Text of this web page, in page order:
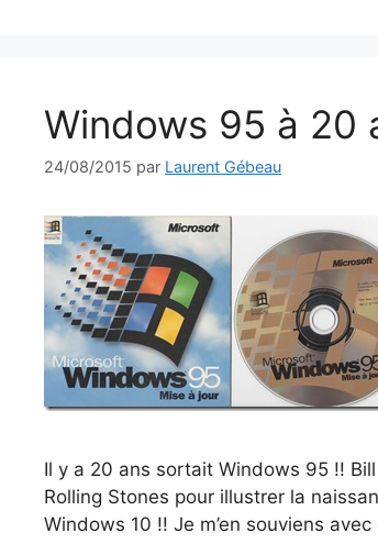
Windows 95 à 20
24/08/2015 par Laurent Gébeau
Il y a 20 ans sortait Windows 95 !!
Rolling Stones pour illustrer la
Windows 10 !! Je m’en souviens